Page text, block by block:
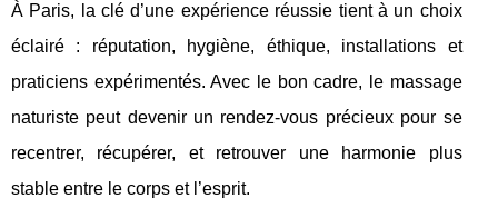
À Paris, la clé d’une expérience réussie tient à un choix
éclairé : réputation, hygiène, éthique, installations et
praticiens expérimentés. Avec le bon cadre, le massage
naturiste peut devenir un rendez-vous précieux pour se
recentrer, récupérer, et retrouver une harmonie plus
stable entre le corps et l’esprit.